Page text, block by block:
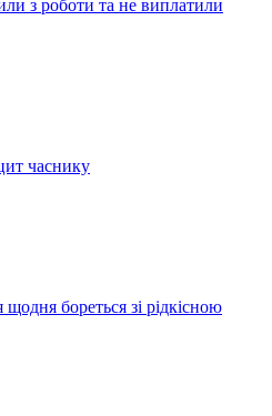
з роботи та не виплатили
часнику
бореться зі рідкісною